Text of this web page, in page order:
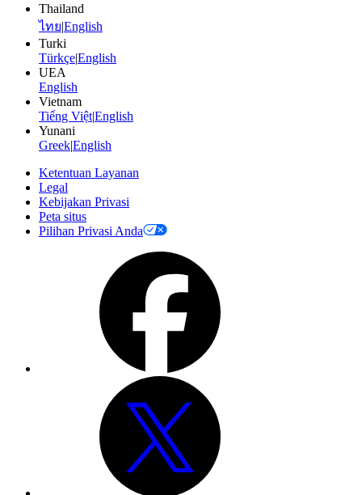
Thailand
ไทย|English
Turki
Türkçe|English
UEA
English
Vietnam
Tiếng Việt|English
Yunani
Greek|English
Ketentuan Layanan
Legal
Kebijakan Privasi
Peta situs
Pilihan Privasi Anda